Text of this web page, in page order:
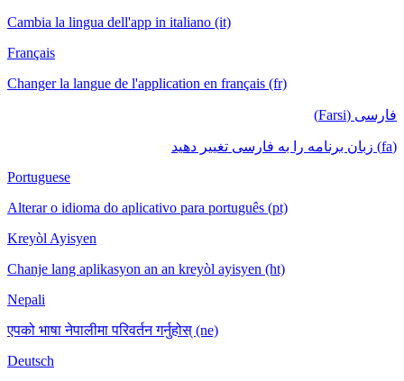
Cambia la lingua dell'app in italiano (it)
Français
Changer la langue de l'application en français (fr)
فارسی (Farsi)
(fa) زبان برنامه را به فارسی تغییر دهید
Portuguese
Alterar o idioma do aplicativo para português (pt)
Kreyòl Ayisyen
Chanje lang aplikasyon an an kreyòl ayisyen (ht)
Nepali
एपको भाषा नेपालीमा परिवर्तन गर्नुहोस् (ne)
Deutsch